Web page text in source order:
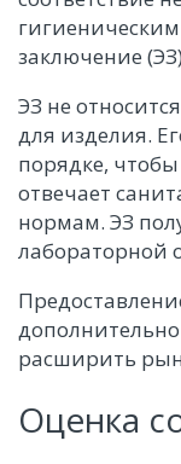
заключение
ЭЗ не
для изделия.
порядке,
отвечает
нормам. ЭЗ
лабораторной
расширить
Оценка